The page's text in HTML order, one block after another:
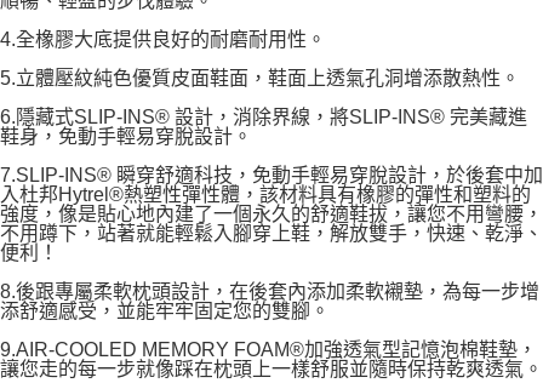
4.全橡膠大底提供良好的耐磨耐用性。
5.立體壓紋純色優質皮面鞋面，鞋面上透氣孔洞增添散熱性。
6.隱藏式SLIP-INS® 設計，消除界線，將SLIP-INS® 完美藏進
鞋身，免動手輕易穿脫設計。
7.SLIP-INS® 瞬穿舒適科技，免動手輕易穿脫設計，於後套中加
入杜邦Hytrel®熱塑性彈性體，該材料具有橡膠的彈性和塑料的
強度，像是貼心地內建了一個永久的舒適鞋拔，讓您不用彎腰，
不用蹲下，站著就能輕鬆入腳穿上鞋，解放雙手，快速、乾淨、
便利！
8.後跟專屬柔軟枕頭設計，在後套內添加柔軟襯墊，為每一步增
添舒適感受，並能牢牢固定您的雙腳。
9.AIR-COOLED MEMORY FOAM®加強透氣型記憶泡棉鞋墊，
讓您走的每一步就像踩在枕頭上一樣舒服並隨時保持乾爽透氣。